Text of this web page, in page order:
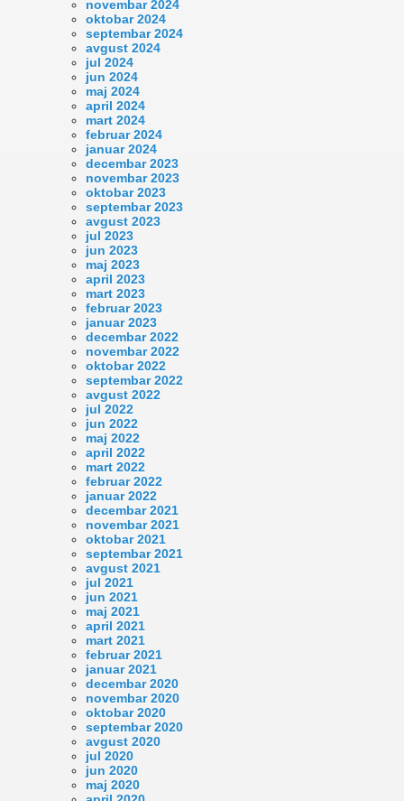
novembar 2024
oktobar 2024
septembar 2024
avgust 2024
jul 2024
jun 2024
maj 2024
april 2024
mart 2024
februar 2024
januar 2024
decembar 2023
novembar 2023
oktobar 2023
septembar 2023
avgust 2023
jul 2023
jun 2023
maj 2023
april 2023
mart 2023
februar 2023
januar 2023
decembar 2022
novembar 2022
oktobar 2022
septembar 2022
avgust 2022
jul 2022
jun 2022
maj 2022
april 2022
mart 2022
februar 2022
januar 2022
decembar 2021
novembar 2021
oktobar 2021
septembar 2021
avgust 2021
jul 2021
jun 2021
maj 2021
april 2021
mart 2021
februar 2021
januar 2021
decembar 2020
novembar 2020
oktobar 2020
septembar 2020
avgust 2020
jul 2020
jun 2020
maj 2020